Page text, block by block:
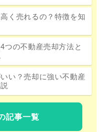
く売れるの？特徴を知
つの不動産売却方法と
い？売却に強い不動産
記事一覧